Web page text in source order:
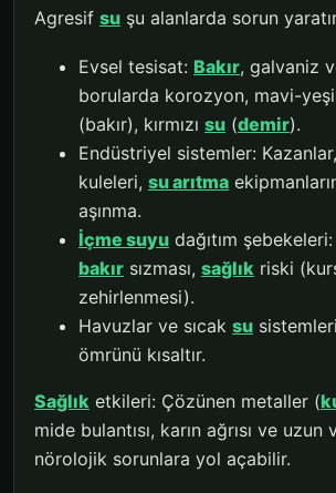
Agresif su şu alanlarda sorun
Evsel tesisat: Bakır, galvaniz
borularda korozyon, mavi-
(bakır), kırmızı su (demir).
Endüstriyel sistemler:
kuleleri, su arıtma
aşınma.
İçme suyu dağıtım şebekeleri:
bakır sızması, sağlık riski
zehirlenmesi).
Havuzlar ve sıcak su
ömrünü kısaltır.
Sağlık etkileri: Çözünen metaller (
mide bulantısı, karın ağrısı ve uzun
nörolojik sorunlara yol açabilir.